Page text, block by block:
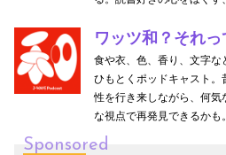
ワッツ和？それ
食や衣、色、香り、文字
ひもとくポッドキャスト。
性を行き来しながら、何気
な視点で再発見できるかも。
Sponsored